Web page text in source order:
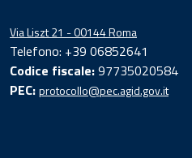
Via Liszt 21 - 00144 Roma
Telefono: +39 06852641
Codice fiscale:97735020584
PEC:protocollo@pec.agid.gov.it